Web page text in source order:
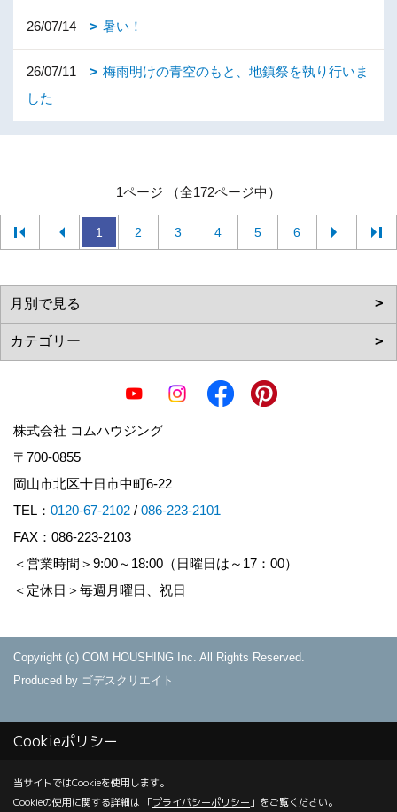
26/07/14 暑い！
26/07/11
梅雨明けの青空のもと、地鎮祭を執り行いま
した
1ページ （全172ページ中）
1 2 3 4 5 6
株式会社 コムハウジング
〒700-0855
岡山市北区十日市中町6-22
TEL： 0120-67-2102 / 086-223-2101
FAX：086-223-2103
＜営業時間＞9:00～18:00（日曜日は～17：00）
＜定休日＞毎週月曜日、祝日
Copyright (c) COM HOUSHING Inc. All Rights Reserved.
Produced by ゴデスクリエイト
Cookieポリシー
当サイトではCookieを使用します。
Cookieの使用に関する詳細は 「プライバシーポリシー 」をご覧ください。